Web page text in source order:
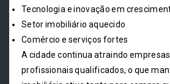
Tecnologia e inovação em
Setor imobiliário aquecido
Comércio e serviços fortes
A cidade continua atraindo
profissionais qualificados, o que